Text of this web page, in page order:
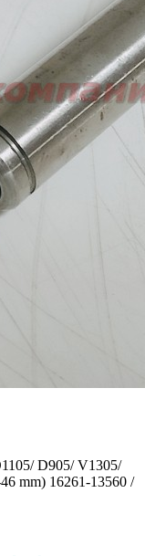
D905/ V1305/
mm) 16261-13560 /